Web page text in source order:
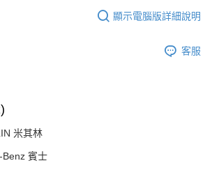
顯示電腦版詳細說明
客服
米其林
Benz 賓士